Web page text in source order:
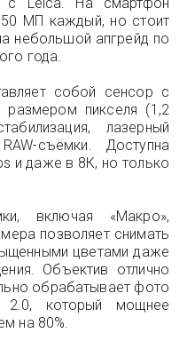
50 МП каждый, но стоит
небольшой апгрейд по
года.
собой сенсор с
пикселя (1,2
лазерный
съёмки. Доступна
и даже в 8К, но только
включая «‎Макро»,
позволяет снимать
цветами даже
Объектив отлично
обрабатывает фото
2.0, который мощнее
на 80%.